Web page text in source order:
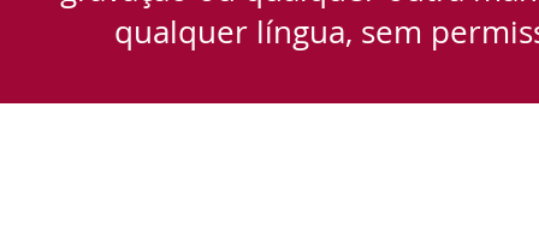
qualquer língua, sem